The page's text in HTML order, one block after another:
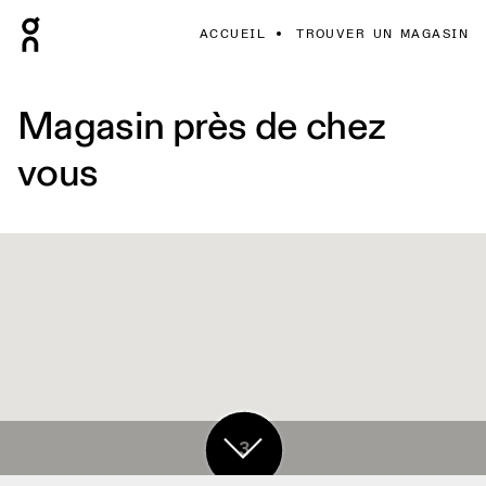
ACCUEIL TROUVER UN MAGASIN
Magasin près de chez
vous
3